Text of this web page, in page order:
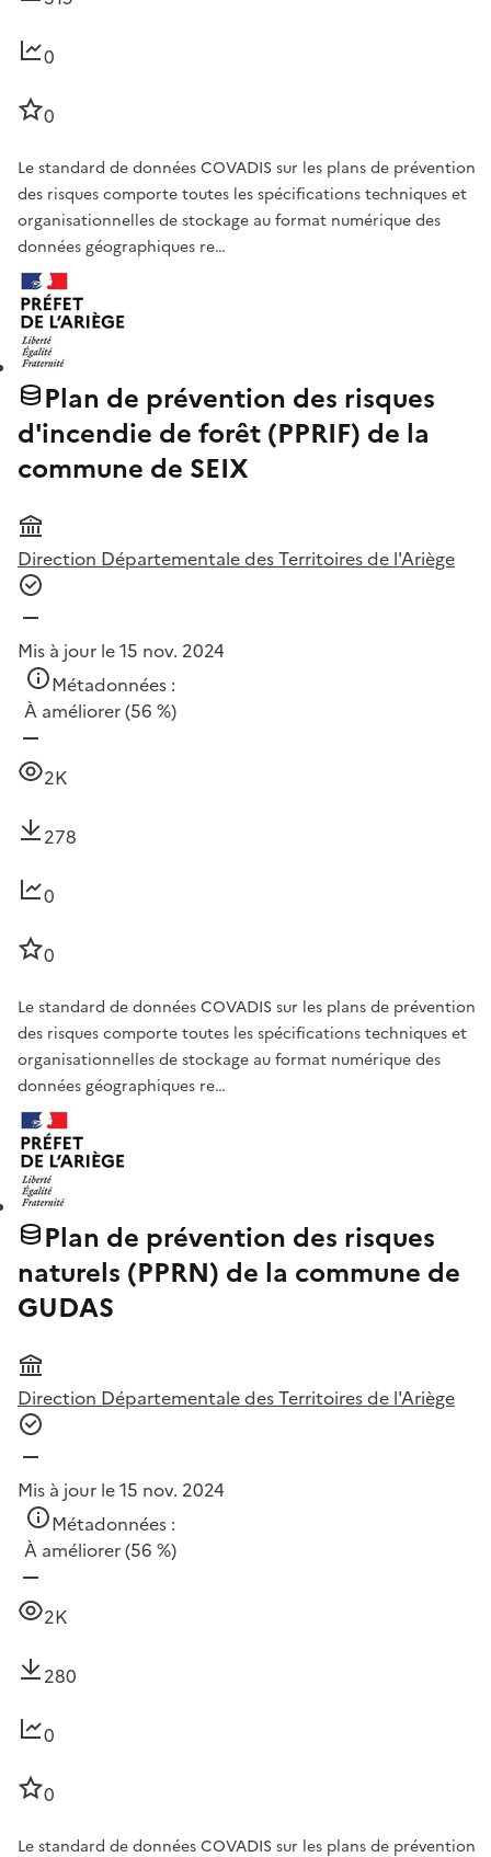
0
0
Le standard de données COVADIS sur les plans de prévention
des risques comporte toutes les spécifications techniques et
organisationnelles de stockage au format numérique des
données géographiques re…
Plan de prévention des risques
d'incendie de forêt (PPRIF) de la
commune de SEIX
Direction Départementale des Territoires de l'Ariège
Mis à jour le 15 nov. 2024
Métadonnées :
À améliorer(56 %)
2K
278
0
0
Le standard de données COVADIS sur les plans de prévention
des risques comporte toutes les spécifications techniques et
organisationnelles de stockage au format numérique des
données géographiques re…
Plan de prévention des risques
naturels (PPRN) de la commune de
GUDAS
Direction Départementale des Territoires de l'Ariège
Mis à jour le 15 nov. 2024
Métadonnées :
À améliorer(56 %)
2K
280
0
0
Le standard de données COVADIS sur les plans de prévention